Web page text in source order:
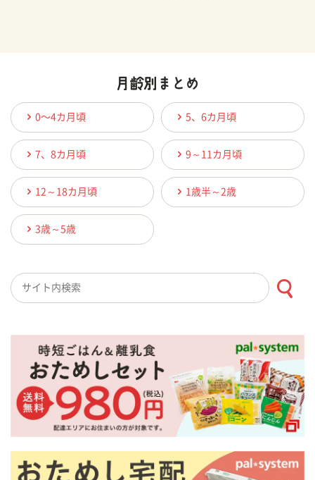
0〜4カ月頃 5、6カ月頃
7、8カ月頃 9～11カ月頃
12～18カ月頃 1歳半～2歳
3歳～5歳
検索キーワード入力